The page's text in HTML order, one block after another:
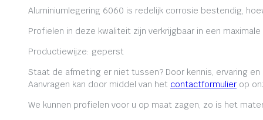
Aluminiumlegering 6060 is redelijk corrosie bestendig,
Profielen in deze kwaliteit zijn verkrijgbaar in een
Productiewijze: geperst
Staat de afmeting er niet tussen? Door kennis, ervaring
Aanvragen kan door middel van het contactformulier op
We kunnen profielen voor u op maat zagen, zo is het